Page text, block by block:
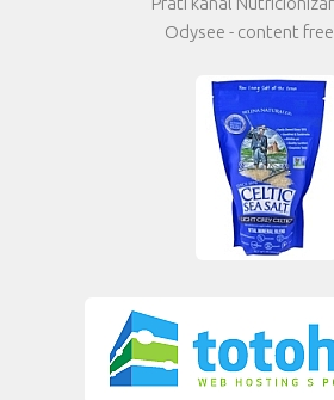
Odysee - content